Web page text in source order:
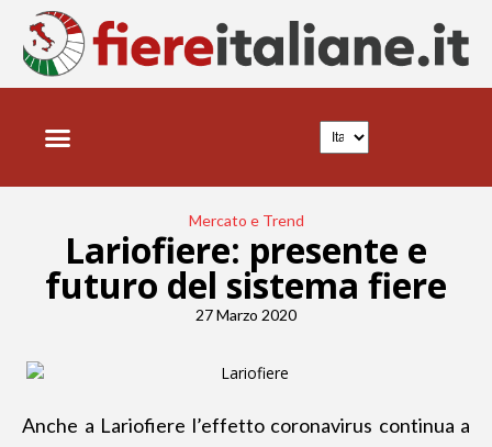
Mercato e Trend
Lariofiere: presente e
futuro del sistema fiere
27 Marzo 2020
Anche a Lariofiere l’effetto coronavirus continua a